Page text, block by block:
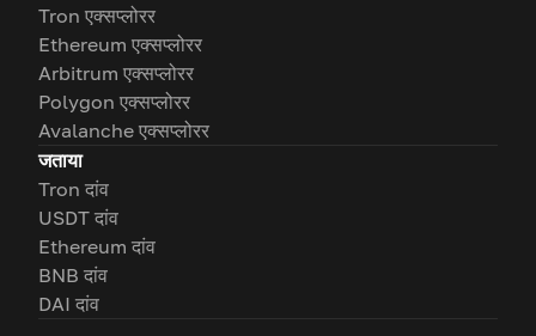
Tron एक्सप्लोरर
Ethereum एक्सप्लोरर
Arbitrum एक्सप्लोरर
Polygon एक्सप्लोरर
Avalanche एक्सप्लोरर
जताया
Tron दांव
USDT दांव
Ethereum दांव
BNB दांव
DAI दांव